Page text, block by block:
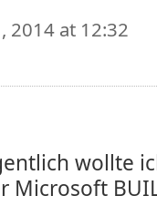
2014 at 12:32
wollte
Microsoft